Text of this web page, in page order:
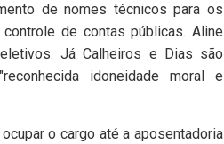
de nomes técnicos para os
de contas públicas. Aline
Já Calheiros e Dias são
idoneidade moral e
o cargo até a aposentadoria